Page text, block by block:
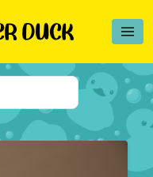
duck